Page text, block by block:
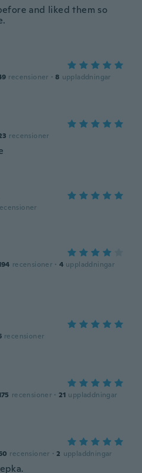
and liked them so
recensioner · 8 uppladdningar
recensioner
recensioner · 4 uppladdningar
recensioner
recensioner · 21 uppladdningar
recensioner · 2 uppladdningar